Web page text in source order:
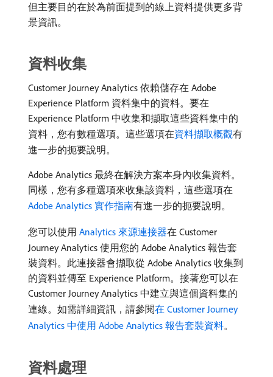
但主要目的在於為前面提到的線上資料提供更多背
景資訊。
資料收集
Customer Journey Analytics 依賴儲存在 Adobe
Experience Platform 資料集中的資料。要在
Experience Platform 中收集和擷取這些資料集中的
資料，您有數種選項。這些選項在資料擷取概觀有
進一步的扼要說明。
Adobe Analytics 最終在解決方案本身內收集資料。
同樣，您有多種選項來收集該資料，這些選項在
Adobe Analytics 實作指南有進一步的扼要說明。
您可以使用 Analytics 來源連接器在 Customer
Journey Analytics 使用您的 Adobe Analytics 報告套
裝資料。此連接器會擷取從 Adobe Analytics 收集到
的資料並傳至 Experience Platform。接著您可以在
Customer Journey Analytics 中建立與這個資料集的
連線。如需詳細資訊，請參閱在 Customer Journey
Analytics 中使用 Adobe Analytics 報告套裝資料。
資料處理